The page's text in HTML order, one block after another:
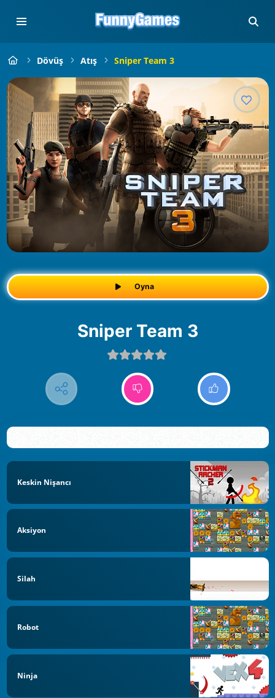
Dövüş Atış Sniper Team 3
Oyna
Sniper Team 3
Keskin Nişancı
Aksiyon
Silah
Robot
Ninja